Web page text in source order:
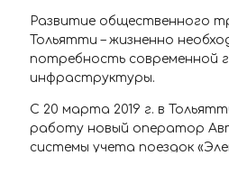
Развитие общественного
Тольятти – жизненно
потребность современной
инфраструктуры.
С 20 марта 2019 г. в
работу новый оператор
системы учета поездок